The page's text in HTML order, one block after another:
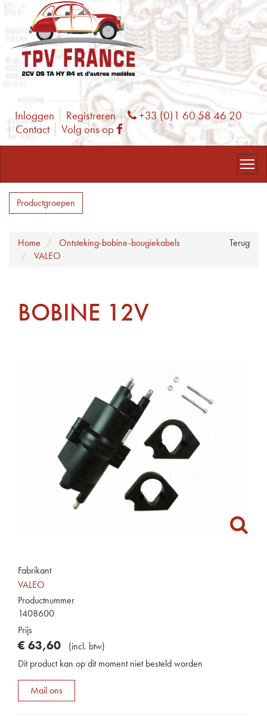
Inloggen Registreren Phone
+33 (0)1 60 58 46 20
Contact
Volg ons op Facebook
Productgroepen
Terug
Home
Ontsteking-bobine-bougiekabels
VALEO
BOBINE 12V
Fabrikant
VALEO
Productnummer
1408600
Prijs
€ 63,60 (incl. btw)
Dit product kan op dit moment niet besteld worden
Mail ons